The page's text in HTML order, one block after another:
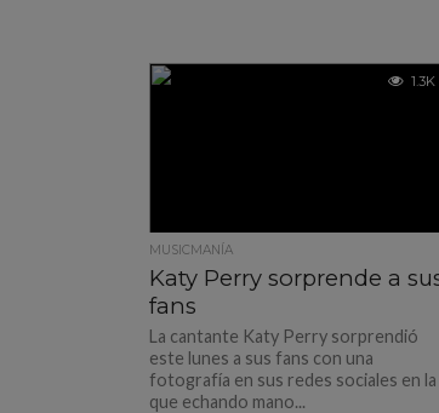
1.3K
MUSICMANÍA
Katy Perry sorprende a
fans
La cantante Katy Perry sorprendió
este lunes a sus fans con una
fotografía en sus redes sociales en la
que echando mano...